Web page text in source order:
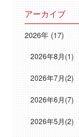
アーカイブ
2026年 (17)
2026年8月(1)
2026年7月(2)
2026年6月(7)
2026年5月(2)